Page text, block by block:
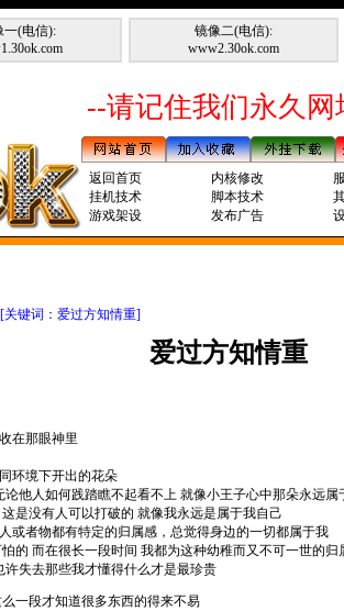
一(电信):
镜像二(电信):
www2.30ok.com
--请记住我们永久网
返回首页 内核修改
挂机技术
脚本技术
游戏架设
发布广告
键词：爱过方知情重]
爱过方知情重
在那眼神里
环境下开出的花朵
他人如何践踏瞧不起看不上 就像小王子心中那朵永远
是没有人可以打破的 就像我永远是属于我自己
或者物都有特定的归属感，总觉得身边的一切都属于我
的 而在很长一段时间 我都为这种幼稚而又不可一世的归
失去那些我才懂得什么才是最珍贵
一段才知道很多东西的得来不易